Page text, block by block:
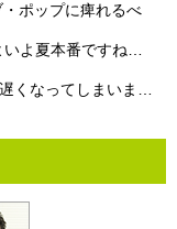
・ポップに痺れるべ
よ夏本番ですね…
くなってしまいま…